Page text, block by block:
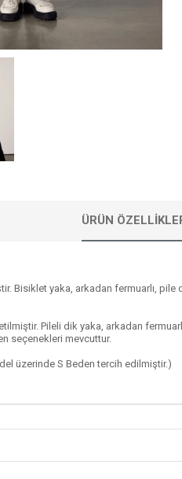
ÜRÜN
Bisiklet yaka, arkadan fermuarlı, pile
Pileli dik yaka, arkadan
seçenekleri mevcuttur.
üzerinde S Beden tercih edilmiştir.)